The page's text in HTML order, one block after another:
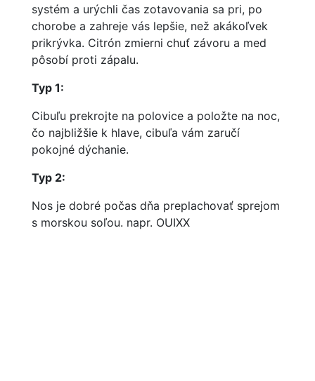
systém a urýchli čas zotavovania sa pri, po
chorobe a zahreje vás lepšie, než akákoľvek
prikrývka. Citrón zmierni chuť závoru a med
pôsobí proti zápalu.
Typ 1:
Cibuľu prekrojte na polovice a položte na noc,
čo najbližšie k hlave, cibuľa vám zaručí
pokojné dýchanie.
Typ 2:
Nos je dobré počas dňa preplachovať sprejom
s morskou soľou. napr. OUIXX